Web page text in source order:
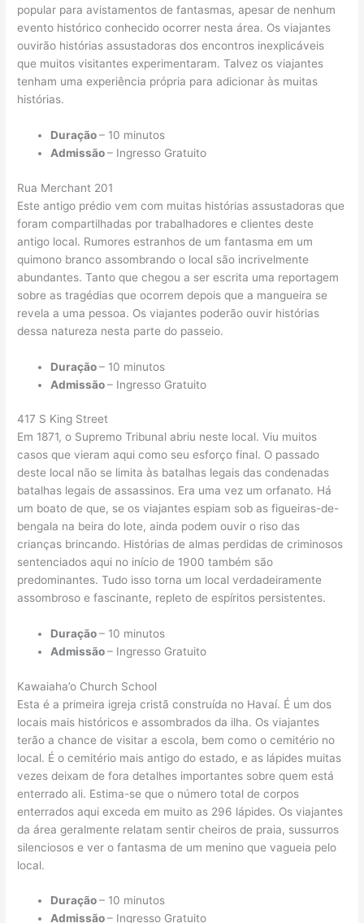
popular para avistamentos de fantasmas, apesar de nenhum
evento histórico conhecido ocorrer nesta área. Os viajantes
ouvirão histórias assustadoras dos encontros inexplicáveis ​​
que muitos visitantes experimentaram. Talvez os viajantes
tenham uma experiência própria para adicionar às muitas
histórias.
Duração– 10 minutos
Admissão– Ingresso Gratuito
Rua Merchant 201
Este antigo prédio vem com muitas histórias assustadoras que
foram compartilhadas por trabalhadores e clientes deste
antigo local. Rumores estranhos de um fantasma em um
quimono branco assombrando o local são incrivelmente
abundantes. Tanto que chegou a ser escrita uma reportagem
sobre as tragédias que ocorrem depois que a mangueira se
revela a uma pessoa. Os viajantes poderão ouvir histórias
dessa natureza nesta parte do passeio.
Duração– 10 minutos
Admissão– Ingresso Gratuito
417 S King Street
Em 1871, o Supremo Tribunal abriu neste local. Viu muitos
casos que vieram aqui como seu esforço final. O passado
deste local não se limita às batalhas legais das condenadas
batalhas legais de assassinos. Era uma vez um orfanato. Há
um boato de que, se os viajantes espiam sob as figueiras-de-
bengala na beira do lote, ainda podem ouvir o riso das
crianças brincando. Histórias de almas perdidas de criminosos
sentenciados aqui no início de 1900 também são
predominantes. Tudo isso torna um local verdadeiramente
assombroso e fascinante, repleto de espíritos persistentes.
Duração– 10 minutos
Admissão– Ingresso Gratuito
Kawaiaha’o Church School
Esta é a primeira igreja cristã construída no Havaí. É um dos
locais mais históricos e assombrados da ilha. Os viajantes
terão a chance de visitar a escola, bem como o cemitério no
local. É o cemitério mais antigo do estado, e as lápides muitas
vezes deixam de fora detalhes importantes sobre quem está
enterrado ali. Estima-se que o número total de corpos
enterrados aqui exceda em muito as 296 lápides. Os viajantes
da área geralmente relatam sentir cheiros de praia, sussurros
silenciosos e ver o fantasma de um menino que vagueia pelo
local.
Duração– 10 minutos
Admissão– Ingresso Gratuito